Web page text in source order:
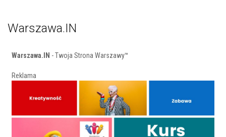
Warszawa.IN
Warszawa.IN - Twoja Strona Warszawy™
Reklama